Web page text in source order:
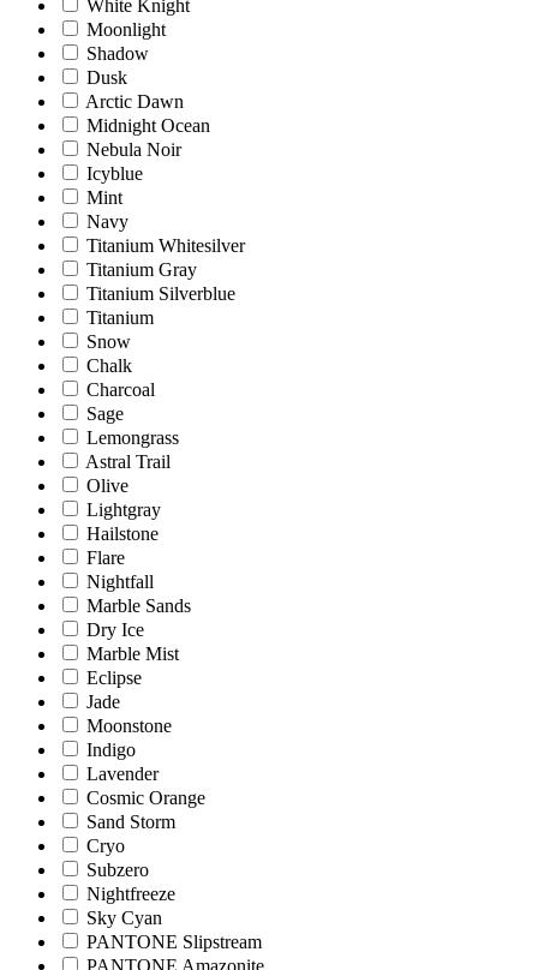
White Knight
Moonlight
Shadow
Dusk
Arctic Dawn
Midnight Ocean
Nebula Noir
Icyblue
Mint
Navy
Titanium Whitesilver
Titanium Gray
Titanium Silverblue
Titanium
Snow
Chalk
Charcoal
Sage
Lemongrass
Astral Trail
Olive
Lightgray
Hailstone
Flare
Nightfall
Marble Sands
Dry Ice
Marble Mist
Eclipse
Jade
Moonstone
Indigo
Lavender
Cosmic Orange
Sand Storm
Cryo
Subzero
Nightfreeze
Sky Cyan
PANTONE Slipstream
PANTONE Amazonite